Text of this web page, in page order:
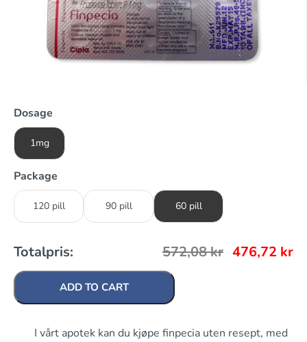
Dosage
1mg
Package
120 pill 90 pill 60 pill
Totalpris: 572,08kr 476,72 kr
ADD TO CART
I vårt apotek kan du kjøpe finpecia uten resept, med